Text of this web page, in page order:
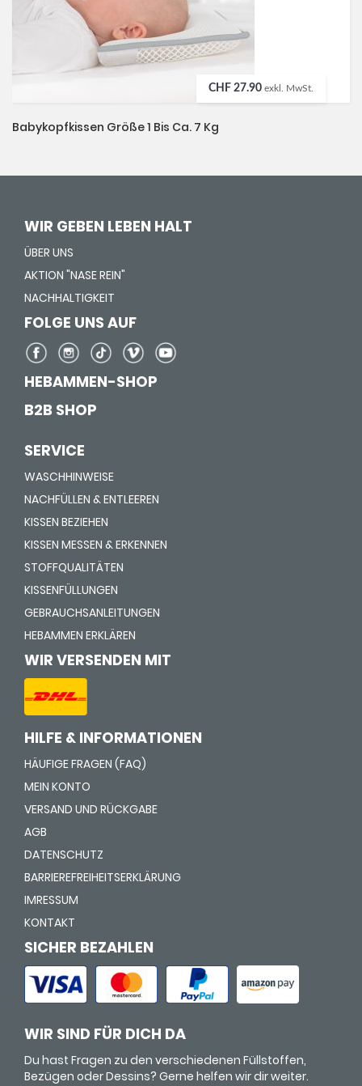
CHF 27.90 exkl. MwSt.
Babykopfkissen Größe 1 Bis Ca. 7 Kg
WIR GEBEN LEBEN HALT
ÜBER UNS
AKTION "NASE REIN"
NACHHALTIGKEIT
FOLGE UNS AUF
HEBAMMEN-SHOP
B2B SHOP
SERVICE
WASCHHINWEISE
NACHFÜLLEN & ENTLEEREN
KISSEN BEZIEHEN
KISSEN MESSEN & ERKENNEN
STOFFQUALITÄTEN
KISSENFÜLLUNGEN
GEBRAUCHSANLEITUNGEN
HEBAMMEN ERKLÄREN
WIR VERSENDEN MIT
HILFE & INFORMATIONEN
HÄUFIGE FRAGEN (FAQ)
MEIN KONTO
VERSAND UND RÜCKGABE
AGB
DATENSCHUTZ
BARRIEREFREIHEITSERKLÄRUNG
IMRESSUM
KONTAKT
SICHER BEZAHLEN
WIR SIND FÜR DICH DA
Du hast Fragen zu den verschiedenen Füllstoffen,
Bezügen oder Dessins? Gerne helfen wir dir weiter.